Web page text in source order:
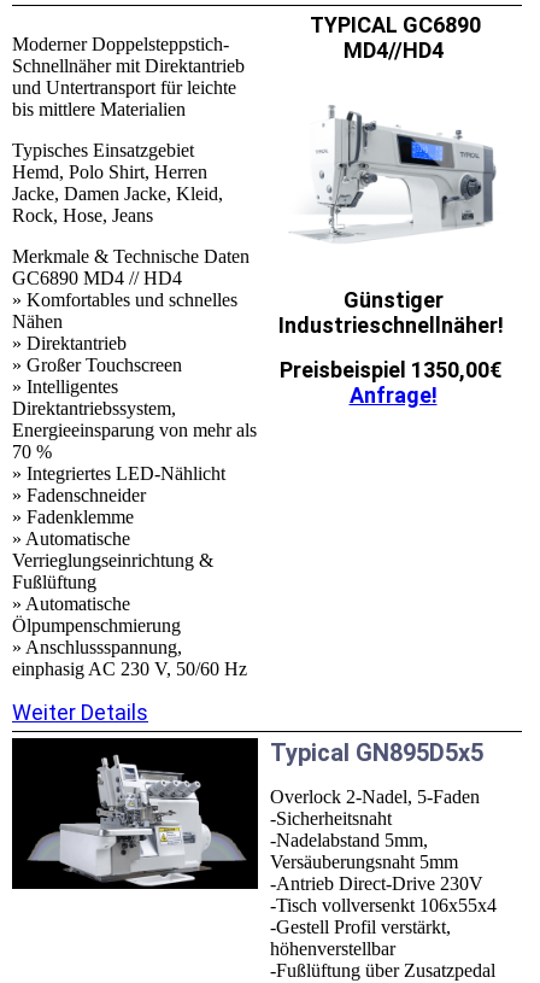
Moderner Doppelsteppstich-
Schnellnäher mit Direktantrieb
und Untertransport für leichte
bis mittlere Materialien
Typisches Einsatzgebiet
Hemd, Polo Shirt, Herren
Jacke, Damen Jacke, Kleid,
Rock, Hose, Jeans
Merkmale & Technische Daten
GC6890 MD4 // HD4
» Komfortables und schnelles
Nähen
» Direktantrieb
» Großer Touchscreen
» Intelligentes
Direktantriebssystem,
Energieeinsparung von mehr als
70 %
» Integriertes LED-Nählicht
» Fadenschneider
» Fadenklemme
» Automatische
Verrieglungseinrichtung &
Fußlüftung
» Automatische
Ölpumpenschmierung
» Anschlussspannung,
einphasig AC 230 V, 50/60 Hz
Weiter Details
TYPICAL GC6890
MD4//HD4
Günstiger
Industrieschnellnäher!
Preisbeispiel 1350,00€
Anfrage!
Typical GN895D5x5
Overlock 2-Nadel, 5-Faden
-Sicherheitsnaht
-Nadelabstand 5mm,
Versäuberungsnaht 5mm
-Antrieb Direct-Drive 230V
-Tisch vollversenkt 106x55x4
-Gestell Profil verstärkt,
höhenverstellbar
-Fußlüftung über Zusatzpedal